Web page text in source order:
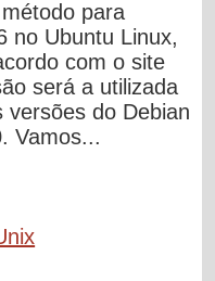
para
no Ubuntu Linux,
com o site
será a utilizada
versões do Debian
Vamos...